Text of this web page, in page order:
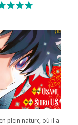
plein nature, où il a